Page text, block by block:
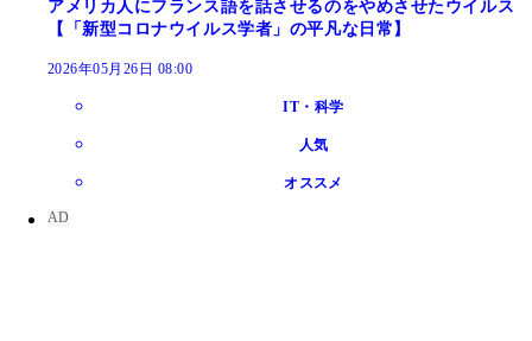
アメリカ人にフランス語を話させるのをやめさせたウイルス
【「新型コロナウイルス学者」の平凡な日常】
2026年05月26日 08:00
IT・科学
人気
オススメ